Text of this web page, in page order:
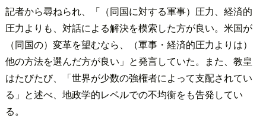
記者から尋ねられ、「（同国に対する軍事）圧力、経済的
圧力よりも、対話による解決を模索した方が良い。米国が
（同国の）変革を望むなら、（軍事・経済的圧力よりは）
他の方法を選んだ方が良い」と発言していた。また、教皇
はたびたび、「世界が少数の強権者によって支配されてい
る」と述べ、地政学的レベルでの不均衡をも告発してい
る。